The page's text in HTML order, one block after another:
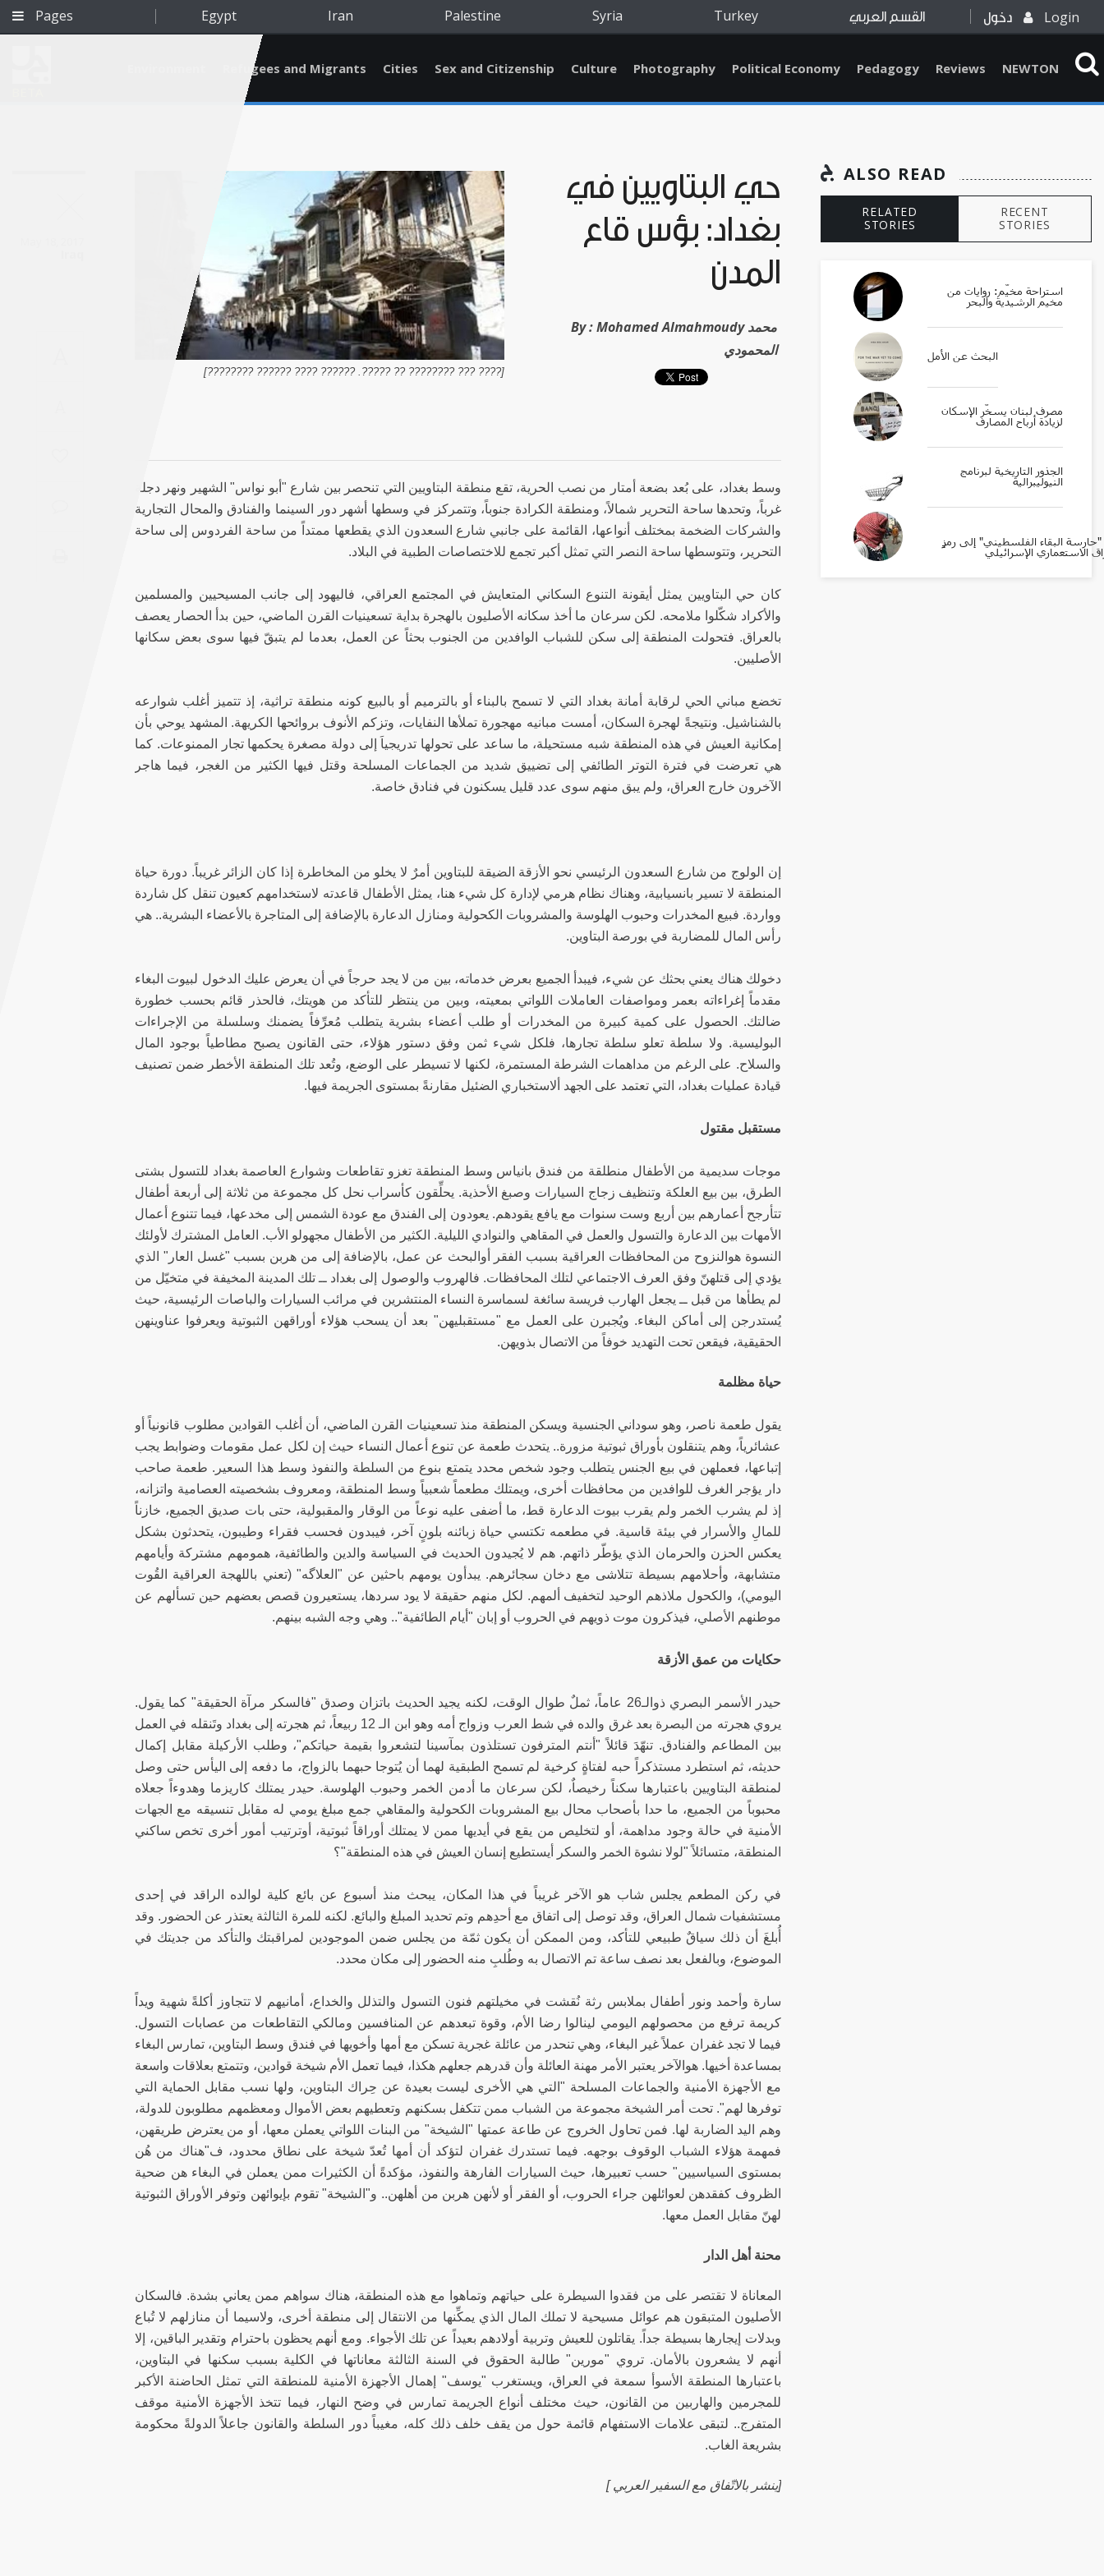
Pages Egypt Iran Palestine Syria Turkey القسم العربي دخول Login
Refugees and Migrants Cities Sex and Citizenship Culture Photography Political Economy Pedagogy Reviews NEWTON
[???? ??? ???????? ?? ?????. ?????? ???? ?????? ????????]
حي البتاويين في
بغداد: بؤس قاع
المدن
By :Mohamed Almahmoudy محمد
المحمودي
وسط بغداد، على بُعد بضعة أمتار من نصب الحرية، تقع منطقة البتاويين التي تنحصر بين شارع "أبو نواس" الشهير ونهر دجلة
غرباً، وتحدها ساحة التحرير شمالاً، ومنطقة الكرادة جنوباً، وتتمركز في وسطها أشهر دور السينما والفنادق والمحال التجارية
والشركات الضخمة بمختلف أنواعها، القائمة على جانبي شارع السعدون الذي يقطعها ممتداً من ساحة الفردوس إلى ساحة
التحرير، وتتوسطها ساحة النصر التي تمثل أكبر تجمع للاختصاصات الطبية في البلاد.
كان حي البتاويين يمثل أيقونة التنوع السكاني المتعايش في المجتمع العراقي، فاليهود إلى جانب المسيحيين والمسلمين
والأكراد شكّلوا ملامحه. لكن سرعان ما أخذ سكانه الأصليون بالهجرة بداية تسعينيات القرن الماضي، حين بدأ الحصار يعصف
بالعراق. فتحولت المنطقة إلى سكن للشباب الوافدين من الجنوب بحثاً عن العمل، بعدما لم يتبقّ فيها سوى بعض سكانها
الأصليين.
تخضع مباني الحي لرقابة أمانة بغداد التي لا تسمح بالبناء أو بالترميم أو بالبيع كونه منطقة تراثية، إذ تتميز أغلب شوارعه
بالشناشيل. ونتيجةً لهجرة السكان، أمست مبانيه مهجورة تملأها النفايات، وتزكم الأنوف بروائحها الكريهة. المشهد يوحي بأن
إمكانية العيش في هذه المنطقة شبه مستحيلة، ما ساعد على تحولها تدريجياَ إلى دولة مصغرة يحكمها تجار الممنوعات. كما
هي تعرضت في فترة التوتر الطائفي إلى تضييق شديد من الجماعات المسلحة وقتل فيها الكثير من الغجر، فيما هاجر
الآخرون خارج العراق، ولم يبق منهم سوى عدد قليل يسكنون في فنادق خاصة.
إن الولوج من شارع السعدون الرئيسي نحو الأزقة الضيقة للبتاوين أمرٌ لا يخلو من المخاطرة إذا كان الزائر غريباً. دورة حياة
المنطقة لا تسير بانسيابية، وهناك نظام هرمي لإدارة كل شيء هنا، يمثل الأطفال قاعدته لاستخدامهم كعيون تنقل كل شاردة
وواردة. فبيع المخدرات وحبوب الهلوسة والمشروبات الكحولية ومنازل الدعارة بالإضافة إلى المتاجرة بالأعضاء البشرية.. هي
رأس المال للمضاربة في بورصة البتاوين.
دخولك هناك يعني بحثك عن شيء، فيبدأ الجميع بعرض خدماته، بين من لا يجد حرجاً في أن يعرض عليك الدخول لبيوت البغاء
مقدماً إغراءاته بعمر ومواصفات العاملات اللواتي بمعيته، وبين من ينتظر للتأكد من هويتك، فالحذر قائم بحسب خطورة
ضالتك. الحصول على كمية كبيرة من المخدرات أو طلب أعضاء بشرية يتطلب مُعرِّفاً يضمنك وسلسلة من الإجراءات
البوليسية. ولا سلطة تعلو سلطة تجارها، فلكل شيء ثمن وفق دستور هؤلاء، حتى القانون يصبح مطاطياً بوجود المال
والسلاح. على الرغم من مداهمات الشرطة المستمرة، لكنها لا تسيطر على الوضع، وتُعد تلك المنطقة الأخطر ضمن تصنيف
قيادة عمليات بغداد، التي تعتمد على الجهد ألاستخباري الضئيل مقارنةً بمستوى الجريمة فيها.
مستقبل مقتول
موجات سديمية من الأطفال منطلقة من فندق بانياس وسط المنطقة تغزو تقاطعات وشوارع العاصمة بغداد للتسول بشتى
الطرق، بين بيع العلكة وتنظيف زجاج السيارات وصبغ الأحذية. يحلِّقون كأسراب نحل كل مجموعة من ثلاثة إلى أربعة أطفال
تتأرجح أعمارهم بين أربع وست سنوات مع يافع يقودهم. يعودون إلى الفندق مع عودة الشمس إلى مخدعها، فيما تتنوع أعمال
الأمهات بين الدعارة والتسول والعمل في المقاهي والنوادي الليلية. الكثير من الأطفال مجهولو الأب. العامل المشترك لأولئك
النسوة هوالنزوح من المحافظات العراقية بسبب الفقر أوالبحث عن عمل، بالإضافة إلى من هربن بسبب "غسل العار" الذي
يؤدي إلى قتلهنّ وفق العرف الاجتماعي لتلك المحافظات. فالهروب والوصول إلى بغداد ــ تلك المدينة المخيفة في متخيّل من
لم يطأها من قبل ــ يجعل الهارب فريسة سائغة لسماسرة النساء المنتشرين في مرائب السيارات والباصات الرئيسية، حيث
يُستدرجن إلى أماكن البغاء. ويُجبرن على العمل مع "مستقبليهن" بعد أن يسحب هؤلاء أوراقهن الثبوتية ويعرفوا عناوينهن
الحقيقية، فيقعن تحت التهديد خوفاً من الاتصال بذويهن.
حياة مظلمة
يقول طعمة ناصر، وهو سوداني الجنسية ويسكن المنطقة منذ تسعينيات القرن الماضي، أن أغلب القوادين مطلوب قانونياً أو
عشائرياً، وهم يتنقلون بأوراق ثبوتية مزورة.. يتحدث طعمة عن تنوع أعمال النساء حيث إن لكل عمل مقومات وضوابط يجب
إتباعها، فعملهن في بيع الجنس يتطلب وجود شخص محدد يتمتع بنوع من السلطة والنفوذ وسط هذا السعير. طعمة صاحب
دار يؤجر الغرف للوافدين من محافظات أخرى، ويمتلك مطعماً شعبياً وسط المنطقة، ومعروف بشخصيته العصامية واتزانه،
إذ لم يشرب الخمر ولم يقرب بيوت الدعارة قط، ما أضفى عليه نوعاً من الوقار والمقبولية، حتى بات صديق الجميع، خازناً
للمالِ والأسرار في بيئة قاسية. في مطعمه تكتسي حياة زبائنه بلونٍ آخر، فيبدون فحسب فقراء وطيبون، يتحدثون بشكل
يعكس الحزن والحرمان الذي يؤطّر ذاتهم. هم لا يُجيدون الحديث في السياسة والدين والطائفية، همومهم مشتركة وأيامهم
متشابهة، وأحلامهم بسيطة تتلاشى مع دخان سجائرهم. يبدأون يومهم باحثين عن "العلاگه" (تعني باللهجة العراقية القُوت
اليومي)، والكحول ملاذهم الوحيد لتخفيف ألمهم. لكل منهم حقيقة لا يود سردها، يستعيرون قصص بعضهم حين تسألهم عن
موطنهم الأصلي، فيذكرون موت ذويهم في الحروب أو إبان "أيام الطائفية".. وهي وجه الشبه بينهم.
حكايات من عمق الأزقة
حيدر الأسمر البصري ذوالـ26 عاماً، ثملٌ طوال الوقت، لكنه يجيد الحديث باتزان وصدق "فالسكر مرآة الحقيقة" كما يقول.
يروي هجرته من البصرة بعد غرق والده في شط العرب وزواج أمه وهو ابن الـ 12 ربيعاً، ثم هجرته إلى بغداد وتَنقله في العمل
بين المطاعم والفنادق. تنهّدَ قائلاً "أنتم المترفون تستلذون بمآسينا لتشعروا بقيمة حياتكم"، وطلب الأركيلة مقابل إكمال
حديثه، ثم استطرد مستذكراً حبه لفتاةٍ كرخية لم تسمح الطبقية لهما أن يُتوجا حبهما بالزواج، ما دفعه إلى اليأس حتى وصل
لمنطقة البتاويين باعتبارها سكناً رخيصاٌ، لكن سرعان ما أدمن الخمر وحبوب الهلوسة. حيدر يمتلك كاريزما وهدوءاً جعلاه
محبوباً من الجميع، ما حدا بأصحاب محال بيع المشروبات الكحولية والمقاهي جمع مبلغ يومي له مقابل تنسيقه مع الجهات
الأمنية في حالة وجود مداهمة، أو لتخليص من يقع في أيديها ممن لا يمتلك أوراقاً ثبوتية، أوترتيب أمور أخرى تخص ساكني
المنطقة، متسائلاً "لولا نشوة الخمر والسكر أيستطيع إنسان العيش في هذه المنطقة"؟
في ركن المطعم يجلس شاب هو الآخر غريباً في هذا المكان، يبحث منذ أسبوع عن بائع كلية لوالده الراقد في إحدى
مستشفيات شمال العراق، وقد توصل إلى اتفاق مع أحدِهم وتم تحديد المبلغ والبائع. لكنه للمرة الثالثة يعتذر عن الحضور. وقد
أُبلغَ أن ذلك سياقٌ طبيعي للتأكد، ومن الممكن أن يكون ثمّة من يجلس ضمن الموجودين لمراقبتك والتأكد من جديتك في
الموضوع، وبالفعل بعد نصف ساعة تم الاتصال به وطُلبِ منه الحضور إلى مكان محدد.
سارة وأحمد ونور أطفال بملابس رثة نُقشت في مخيلتهم فنون التسول والتذلل والخداع، أمانيهم لا تتجاوز أكلةً شهية ويداً
كريمة ترفع من محصولهم اليومي لينالوا رضا الأم، وقوة تبعدهم عن المنافسين ومالكي التقاطعات من عصابات التسول.
فيما لا تجد غفران عملاً غير البغاء، وهي تنحدر من عائلة غجرية تسكن مع أمها وأخويها في فندق وسط البتاوين، تمارس البغاء
بمساعدة أخيها. هوالآخر يعتبر الأمر مهنة العائلة وأن قدرهم جعلهم هكذا، فيما تعمل الأم شيخة قوادين، وتتمتع بعلاقات واسعة
مع الأجهزة الأمنية والجماعات المسلحة "التي هي الأخرى ليست بعيدة عن حِراك البتاوين، ولها نسب مقابل الحماية التي
توفرها لهم". تحت أمر الشيخة مجموعة من الشباب ممن تتكفل بسكنهم وتعطيهم بعض الأموال ومعظمهم مطلوبون للدولة،
وهم اليد الضاربة لها. فمن تحاول الخروج عن طاعة عمتها "الشيخة" من البنات اللواتي يعملن معها، أو من يعترض طريقهن،
فمهمة هؤلاء الشباب الوقوف بوجهه. فيما تستدرك غفران لتؤكد أن أمها تُعدّ شيخة على نطاق محدود، ف"هناك من هُن
بمستوى السياسيين" حسب تعبيرها، حيث السيارات الفارهة والنفوذ، مؤكدةً أن الكثيرات ممن يعملن في البغاء هن ضحية
الظروف كفقدهن لعوائلهن جراء الحروب، أو الفقر أو لأنهن هربن من أهلهن.. و"الشيخة" تقوم بإيوائهن وتوفر الأوراق الثبوتية
لهنّ مقابل العمل معها.
محنة أهل الدار
المعاناة لا تقتصر على من فقدوا السيطرة على حياتهم وتماهوا مع هذه المنطقة، هناك سواهم ممن يعاني بشدة. فالسكان
الأصليون المتبقون هم عوائل مسيحية لا تملك المال الذي يمكِّنها من الانتقال إلى منطقة أخرى، ولاسيما أن منازلهم لا تُباع
وبدلات إيجارها بسيطة جداً. يقاتلون للعيش وتربية أولادهم بعيداً عن تلك الأجواء. ومع أنهم يحظون باحترام وتقدير الباقين، إلا
أنهم لا يشعرون بالأمان. تروي "مورين" طالبة الحقوق في السنة الثالثة معاناتها في الكلية بسبب سكنها في البتاوين،
باعتبارها المنطقة الأسوأ سمعة في العراق، ويستغرب "يوسف" إهمال الأجهزة الأمنية للمنطقة التي تمثل الحاضنة الأكبر
للمجرمين والهاربين من القانون، حيث مختلف أنواع الجريمة تمارس في وضح النهار، فيما تتخذ الأجهزة الأمنية موقف
المتفرج.. لتبقى علامات الاستفهام قائمة حول من يقف خلف ذلك كله، مغيباً دور السلطة والقانون جاعلاً الدولةً محكومة
بشريعة الغاب.
[ينشر بالاتّفاق مع السفير العربي ]
ALSO READ
RELATED
STORIES
RECENT
STORIES
استراحة مخيّم: روايات من
مخيم الرشيدية والبحر
البحث عن الأمل
مصرف لبنان يسخّر الإسكان
لزيادة أرباح المصارف
الجذور التاريخية لبرنامج
النيوليبرالية
البقاء الفلسطيني" إلى رمزٍ
الاستعماري الإسرائيلي